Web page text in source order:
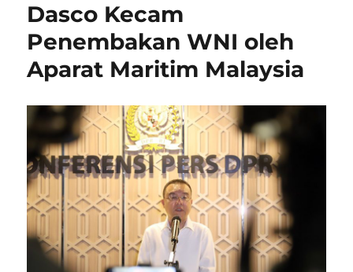
Dasco Kecam
Penembakan WNI oleh
Aparat Maritim Malaysia